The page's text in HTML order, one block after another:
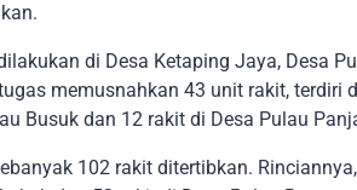
di Desa Ketaping Jaya, Desa
memusnahkan 43 unit rakit, terdiri
Busuk dan 12 rakit di Desa Pulau
102 rakit ditertibkan.